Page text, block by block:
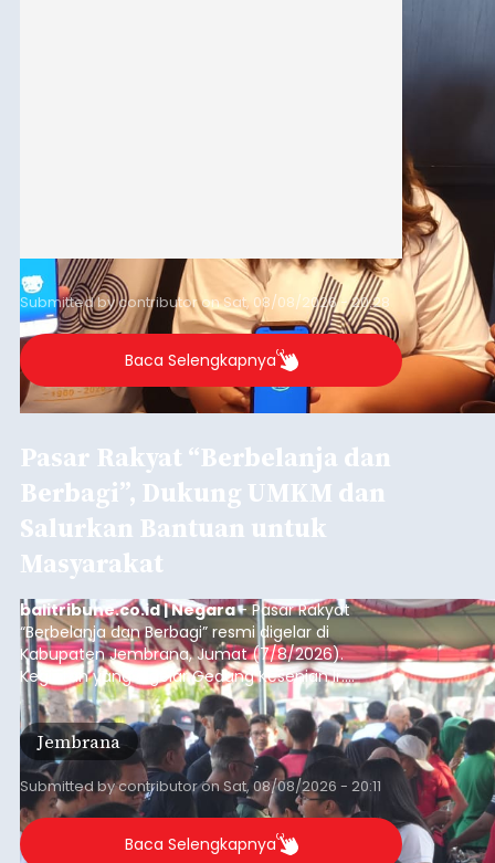
Submitted bycontributoronSat, 08/08/2026 - 20:28
Baca Selengkapnya
Pasar Rakyat “Berbelanja dan
Berbagi”, Dukung UMKM dan
Salurkan Bantuan untuk
Masyarakat
balitribune.co.id | Negara- Pasar Rakyat
“Berbelanja dan Berbagi” resmi digelar di
Kabupaten Jembrana, Jumat (7/8/2026).
Kegiatan yang digelar Gedung Kesenian Ir.
Soekarno ini memadukan pemberdayaan
ekonomi masyarakat dengan aksi sosial tersebut
mendapat antusiasme tinggi dan mencatat nilai
transaksi mencapai Rp672.733.200.
Jembrana
Submitted bycontributoronSat, 08/08/2026 - 20:11
Baca Selengkapnya